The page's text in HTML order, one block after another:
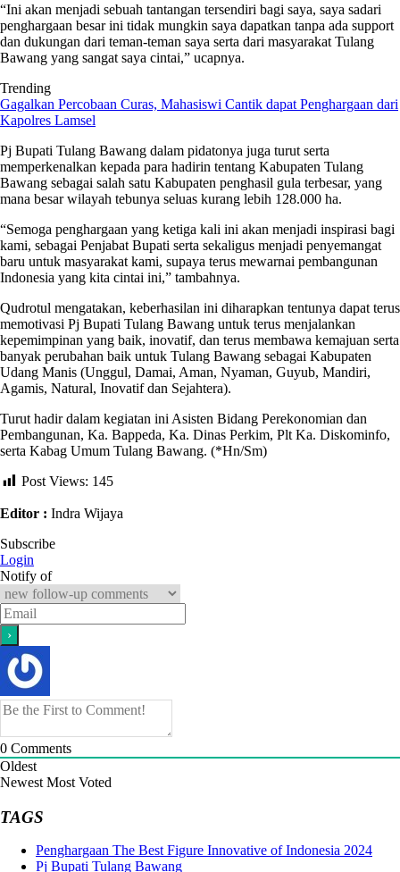
“Ini akan menjadi sebuah tantangan tersendiri bagi saya, saya sadari
penghargaan besar ini tidak mungkin saya dapatkan tanpa ada support
dan dukungan dari teman-teman saya serta dari masyarakat Tulang
Bawang yang sangat saya cintai,” ucapnya.
Trending
Gagalkan Percobaan Curas, Mahasiswi Cantik dapat Penghargaan dari
Kapolres Lamsel
Pj Bupati Tulang Bawang dalam pidatonya juga turut serta
memperkenalkan kepada para hadirin tentang Kabupaten Tulang
Bawang sebagai salah satu Kabupaten penghasil gula terbesar, yang
mana besar wilayah tebunya seluas kurang lebih 128.000 ha.
“Semoga penghargaan yang ketiga kali ini akan menjadi inspirasi bagi
kami, sebagai Penjabat Bupati serta sekaligus menjadi penyemangat
baru untuk masyarakat kami, supaya terus mewarnai pembangunan
Indonesia yang kita cintai ini,” tambahnya.
Qudrotul mengatakan, keberhasilan ini diharapkan tentunya dapat terus
memotivasi Pj Bupati Tulang Bawang untuk terus menjalankan
kepemimpinan yang baik, inovatif, dan terus membawa kemajuan serta
banyak perubahan baik untuk Tulang Bawang sebagai Kabupaten
Udang Manis (Unggul, Damai, Aman, Nyaman, Guyub, Mandiri,
Agamis, Natural, Inovatif dan Sejahtera).
Turut hadir dalam kegiatan ini Asisten Bidang Perekonomian dan
Pembangunan, Ka. Bappeda, Ka. Dinas Perkim, Plt Ka. Diskominfo,
serta Kabag Umum Tulang Bawang. (*Hn/Sm)
Post Views: 145
Editor : Indra Wijaya
Subscribe
Login
Notify of
0 Comments
Oldest
Newest Most Voted
TAGS
Penghargaan The Best Figure Innovative of Indonesia 2024
Pj Bupati Tulang Bawang